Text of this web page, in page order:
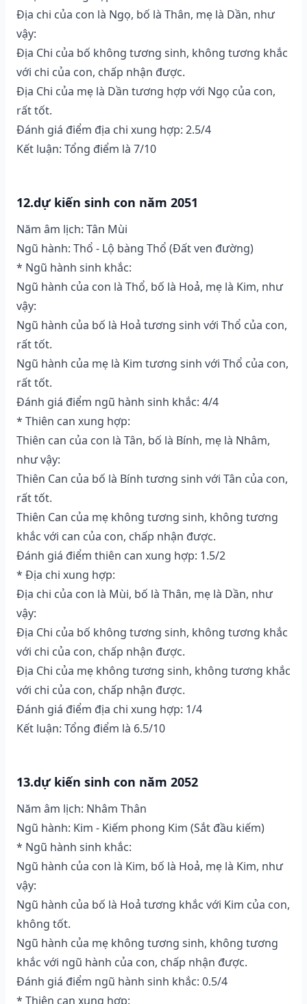
Địa chi của con là Ngọ, bố là Thân, mẹ là Dần, như
vậy:
Địa Chi của bố không tương sinh, không tương khắc
với chi của con, chấp nhận được.
Địa Chi của mẹ là Dần tương hợp với Ngọ của con,
rất tốt.
Đánh giá điểm địa chi xung hợp: 2.5/4
Kết luận: Tổng điểm là 7/10
12.dự kiến sinh con năm 2051
Năm âm lịch: Tân Mùi
Ngũ hành: Thổ - Lộ bàng Thổ (Ðất ven đường)
* Ngũ hành sinh khắc:
Ngũ hành của con là Thổ, bố là Hoả, mẹ là Kim, như
vậy:
Ngũ hành của bố là Hoả tương sinh với Thổ của con,
rất tốt.
Ngũ hành của mẹ là Kim tương sinh với Thổ của con,
rất tốt.
Đánh giá điểm ngũ hành sinh khắc: 4/4
* Thiên can xung hợp:
Thiên can của con là Tân, bố là Bính, mẹ là Nhâm,
như vậy:
Thiên Can của bố là Bính tương sinh với Tân của con,
rất tốt.
Thiên Can của mẹ không tương sinh, không tương
khắc với can của con, chấp nhận được.
Đánh giá điểm thiên can xung hợp: 1.5/2
* Địa chi xung hợp:
Địa chi của con là Mùi, bố là Thân, mẹ là Dần, như
vậy:
Địa Chi của bố không tương sinh, không tương khắc
với chi của con, chấp nhận được.
Địa Chi của mẹ không tương sinh, không tương khắc
với chi của con, chấp nhận được.
Đánh giá điểm địa chi xung hợp: 1/4
Kết luận: Tổng điểm là 6.5/10
13.dự kiến sinh con năm 2052
Năm âm lịch: Nhâm Thân
Ngũ hành: Kim - Kiếm phong Kim (Sắt đầu kiếm)
* Ngũ hành sinh khắc:
Ngũ hành của con là Kim, bố là Hoả, mẹ là Kim, như
vậy:
Ngũ hành của bố là Hoả tương khắc với Kim của con,
không tốt.
Ngũ hành của mẹ không tương sinh, không tương
khắc với ngũ hành của con, chấp nhận được.
Đánh giá điểm ngũ hành sinh khắc: 0.5/4
* Thiên can xung hợp: